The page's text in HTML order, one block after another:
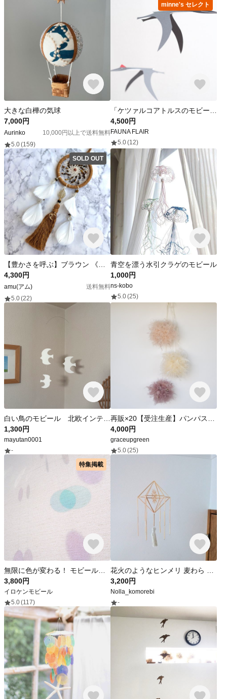
大きな白樺の気球
7,000円
Aurinko
10,000円以上で送料無料
5.0(159)
minne's セレクト
4,500円
FAUNA FLAIR
5.0(12)
SOLD OUT
4,300円
amu(アム)
送料無料
5.0(22)
青空を漂う水引クラゲのモビール
1,000円
ns-kobo
5.0(25)
1,300円
mayutan0001
-
4,000円
graceupgreen
5.0(25)
特集掲載
3,800円
イロケンモビール
5.0(117)
3,200円
Nolla_komorebi
-